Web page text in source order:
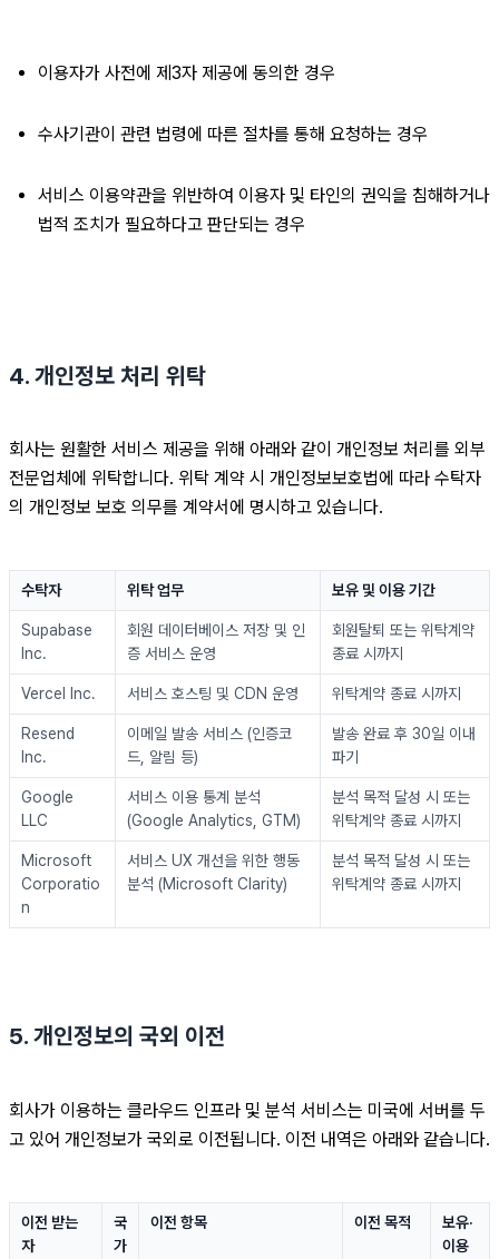
이용자가 사전에 제3자 제공에 동의한 경우
수사기관이 관련 법령에 따른 절차를 통해 요청하는 경우
서비스 이용약관을 위반하여 이용자 및 타인의 권익을 침해하거나
법적 조치가 필요하다고 판단되는 경우
4. 개인정보 처리 위탁
회사는 원활한 서비스 제공을 위해 아래와 같이 개인정보 처리를 외부
전문업체에 위탁합니다. 위탁 계약 시 개인정보보호법에 따라 수탁자
의 개인정보 보호 의무를 계약서에 명시하고 있습니다.
수탁자 위탁 업무 보유 및 이용 기간
Supabase
Inc.
회원 데이터베이스 저장 및 인
증 서비스 운영
회원탈퇴 또는 위탁계약
종료 시까지
Vercel Inc. 서비스 호스팅 및 CDN 운영 위탁계약 종료 시까지
Resend
Inc.
이메일 발송 서비스 (인증코
드, 알림 등)
발송 완료 후 30일 이내
파기
Google
LLC
서비스 이용 통계 분석
(Google Analytics, GTM)
분석 목적 달성 시 또는
위탁계약 종료 시까지
Microsoft
Corporatio
n
서비스 UX 개선을 위한 행동
분석 (Microsoft Clarity)
분석 목적 달성 시 또는
위탁계약 종료 시까지
5. 개인정보의 국외 이전
회사가 이용하는 클라우드 인프라 및 분석 서비스는 미국에 서버를 두
고 있어 개인정보가 국외로 이전됩니다. 이전 내역은 아래와 같습니다.
이전 받는
자
국
가
이전 항목 이전 목적
보유·
이용